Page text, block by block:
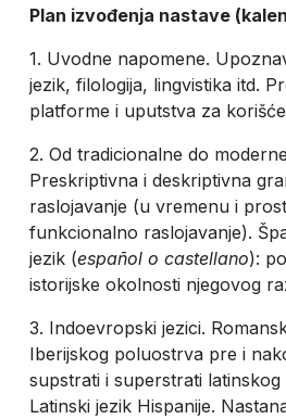
Plan izvođenja nastave
1. Uvodne napomene.
jezik, filologija, lingvistika itd.
platforme i uputstva za
2. Od tradicionalne do
Preskriptivna i deskriptivna
raslojavanje (u vremenu i
funkcionalno raslojavanje).
jezik (español o castellano):
istorijske okolnosti njegovog
3. Indoevropski jezici.
Iberijskog poluostrva pre i
supstrati i superstrati latinskog
Latinski jezik Hispanije.